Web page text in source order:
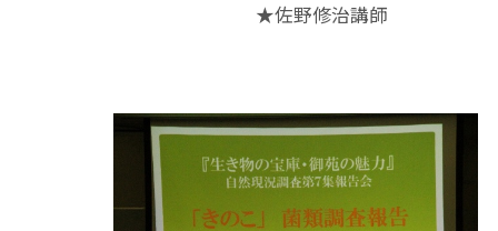
★佐野修治講師